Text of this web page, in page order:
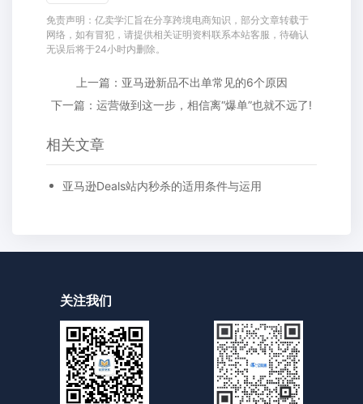
免责声明：亿卖学汇旨在分享跨境电商知识，部分文章转载于
网络，如有冒犯，请提供相关证明资料联系本站客服，待确认
无误后将于24小时内删除。
上一篇：亚马逊新品不出单常见的6个原因
下一篇：运营做到这一步，相信离“爆单”也就不远了!
相关文章
亚马逊Deals站内秒杀的适用条件与运用
关注我们